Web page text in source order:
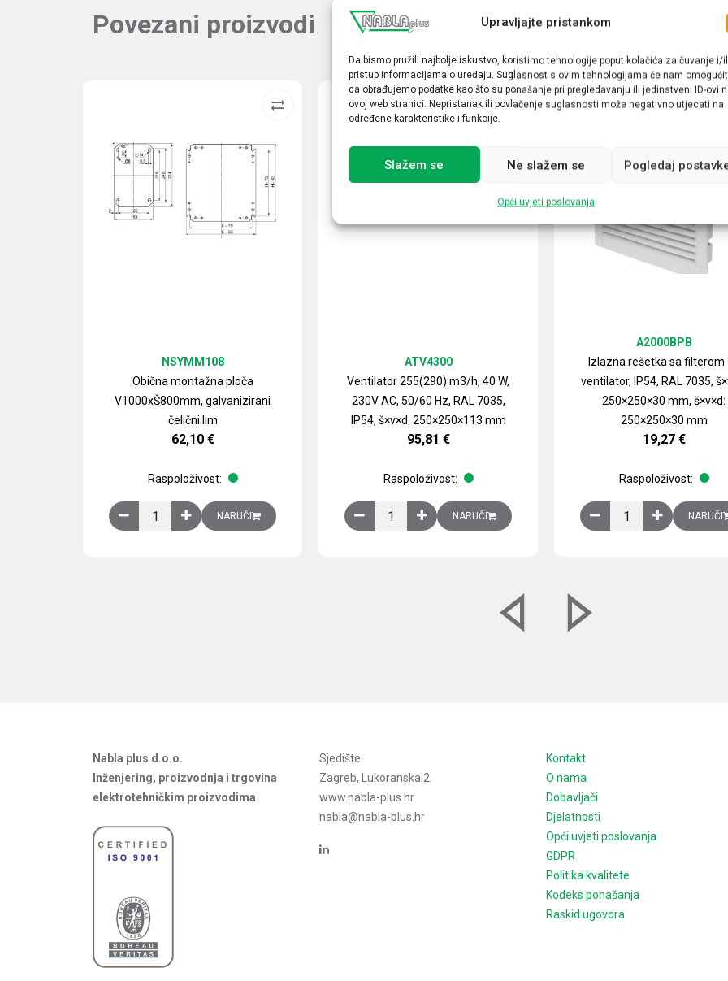
Upravljajte pristankom
Da bismo pružili najbolje iskustvo, koristimo tehnologije poput kolačića za čuvanje i/
pristup informacijama o uređaju. Suglasnost s ovim tehnologijama će nam
da obrađujemo podatke kao što su ponašanje pri pregledavanju ili jedinstveni ID-ovi
ovoj web stranici. Nepristanak ili povlačenje suglasnosti može negativno utjecati na
određene karakteristike i funkcije.
Slažem se Ne slažem se Pogledaj
Opći uvjeti poslovanja
Povezani proizvodi
Obična montažna ploča
V1000xŠ800mm, galvanizirani
čelični lim
NSYMM108
62,10 €
Raspoloživost:
Obična montažna ploča V1000xŠ800mm, galvanizirani čelični lim količina
NARUČI
Ventilator 255(290) m3/h, 40 W,
230V AC, 50/60 Hz, RAL 7035,
IP54, š×v×d: 250×250×113 mm
ATV4300
95,81 €
Raspoloživost:
Ventilator 255(290) m3/h, 40 W, 230V AC, 50/60 Hz, RAL 7035,
NARUČI
Izlazna rešetka sa filterom
ventilator, IP54, RAL 7035,
250×250×30 mm, š×v×d:
250×250×30 mm
A2000BPB
19,27 €
Raspoloživost:
Izlazna rešetka saNARUČI
Nabla plus d.o.o.
Inženjering, proizvodnja i trgovina
elektrotehničkim proizvodima
Sjedište
Zagreb, Lukoranska 2
www.nabla-plus.hr
nabla@nabla-plus.hr
Kontakt
O nama
Dobavljači
Djelatnosti
Opći uvjeti poslovanja
GDPR
Politika kvalitete
Kodeks ponašanja
Raskid ugovora